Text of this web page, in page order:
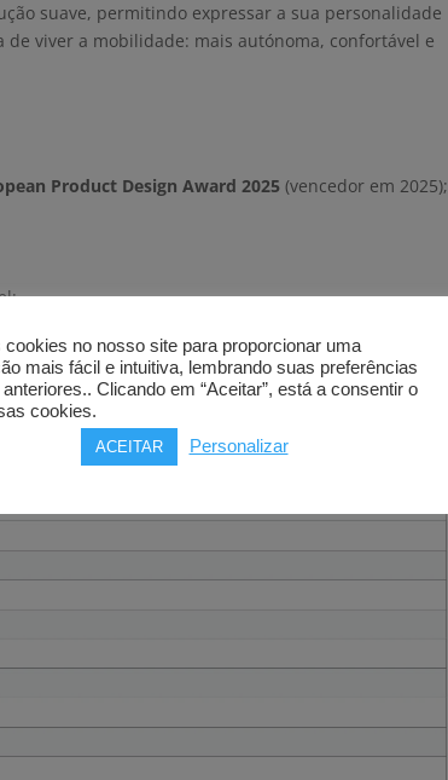
suave, permitindo expressar a sua personalidade
viver a mobilidade: mais autónoma, confortável e
Product Design Award 2025 (vencedor em 2025);
cookies no nosso site para proporcionar uma
mais fácil e intuitiva, lembrando suas preferências
Clicando em “Aceitar”, está a consentir o
cookies.
ACEITAR Personalizar